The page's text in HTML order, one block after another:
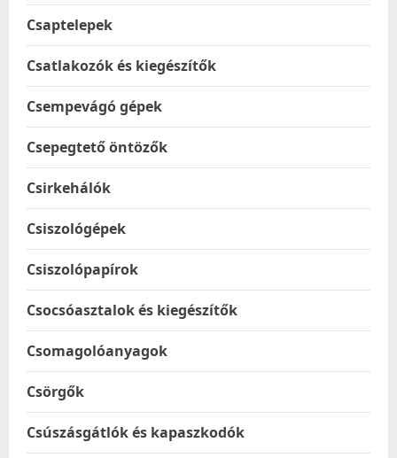
Csaptelepek
Csatlakozók és kiegészítők
Csempevágó gépek
Csepegtető öntözők
Csirkehálók
Csiszológépek
Csiszolópapírok
Csocsóasztalok és kiegészítők
Csomagolóanyagok
Csörgők
Csúszásgátlók és kapaszkodók